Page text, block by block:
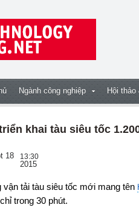
Ngành công nghiệp Hội
khai tàu siêu tốc
18 13:30
2015
vận tải tàu siêu tốc mới mang tên
trong 30 phút.